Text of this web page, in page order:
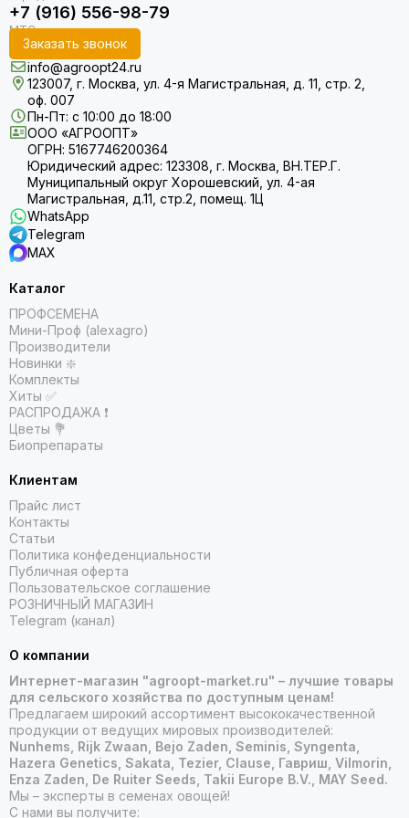
Салат
Свекла
Сельдерей
Томат
Тыква
Фасоль
Фенхель
Цветы
Цикорий
+7 (916) 556-98-79
Заказать звонок
info@agroopt24.ru
123007, г. Москва, ул. 4-я Магистральная, д. 11, стр. 2,
оф. 007
Пн-Пт: с 10:00 до 18:00
ООО «АГРООПТ»
ОГРН: 5167746200364
Юридический адрес: 123308, г. Москва, ВН.ТЕР.Г.
Муниципальный округ Хорошевский, ул. 4-ая
Магистральная, д.11, стр.2, помещ. 1Ц
WhatsApp
Telegram
MAX
Каталог
ПРОФСЕМЕНА
Мини-Проф (alexagro)
Производители
Новинки ❇️
Комплекты
Хиты ✅
РАСПРОДАЖА ❗️
Цветы 💐
Биопрепараты
Клиентам
Прайс лист
Контакты
Статьи
Политика конфеденциальности
Публичная оферта
Пользовательское соглашение
РОЗНИЧНЫЙ МАГАЗИН
Telegram (канал)
О компании
Интернет-магазин "agroopt-market.ru" – лучшие товары
для сельского хозяйства по доступным ценам!
Предлагаем широкий ассортимент высококачественной
продукции от ведущих мировых производителей:
Nunhems, Rijk Zwaan, Bejo Zaden, Seminis, Syngenta,
Hazera Genetics, Sakata, Tezier, Clause, Гавриш, Vilmorin,
Enza Zaden, De Ruiter Seeds, Takii Europe B.V., MAY Seed.
Мы – эксперты в семенах овощей!
С нами вы получите: